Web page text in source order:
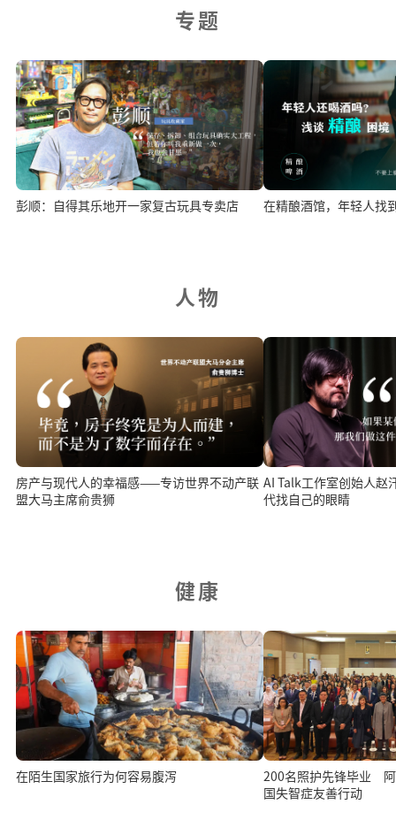
专题
彭顺：自得其乐地开一家复古玩具专卖店 在精酿酒馆，年轻人找
人物
房产与现代人的幸福感——专访世界不动产联
盟大马主席俞贵狮
AI Talk工作室创始人赵
代找自己的眼睛
健康
在陌生国家旅行为何容易腹泻
200名照护先锋毕业
国失智症友善行动